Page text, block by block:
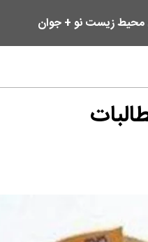
محیط زیستنو + جوان